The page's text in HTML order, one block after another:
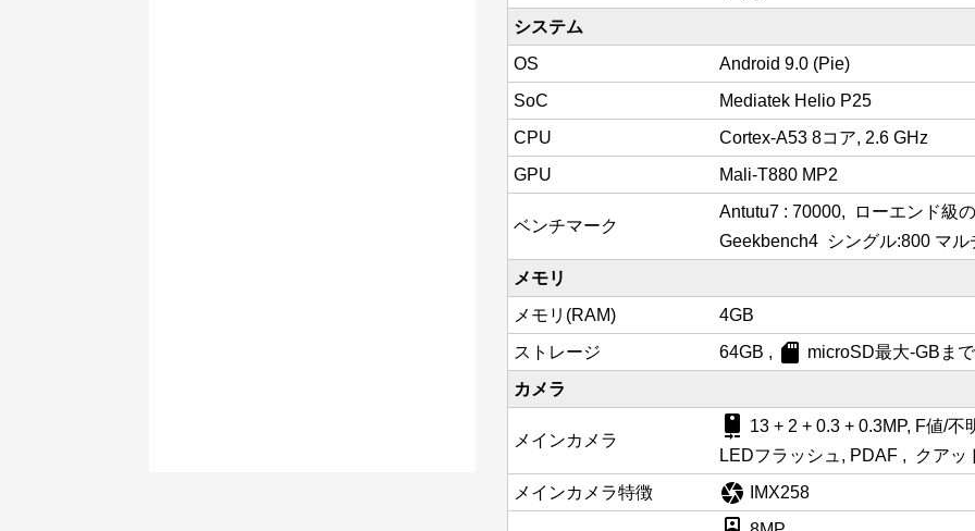
システム
OS
Android 9.0 (Pie)
SoC
Mediatek Helio P25
CPU
Cortex-A53 8コア, 2.6 GHz
GPU
Mali-T880 MP2
ベンチマーク
Antutu7 : 70000, ローエンド級
Geekbench4 シングル:800 マル
メモリ
メモリ(RAM)
4GB
ストレージ
64GB , sd_card microSD最大-GBま
カメラ
メインカメラ
camera_rear 13 + 2 + 0.3 + 0.3MP, F値/不
LEDフラッシュ, PDAF , クアッ
メインカメラ特徴
camera IMX258